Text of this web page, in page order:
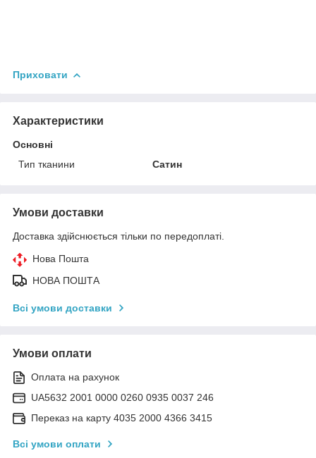
Приховати
Характеристики
Основні
Тип тканини
Сатин
Умови доставки
Доставка здійснюється тільки по передоплаті.
Нова Пошта
НОВА ПОШТА
Всі умови доставки
Умови оплати
Оплата на рахунок
UA5632 2001 0000 0260 0935 0037 246
Переказ на карту 4035 2000 4366 3415
Всі умови оплати